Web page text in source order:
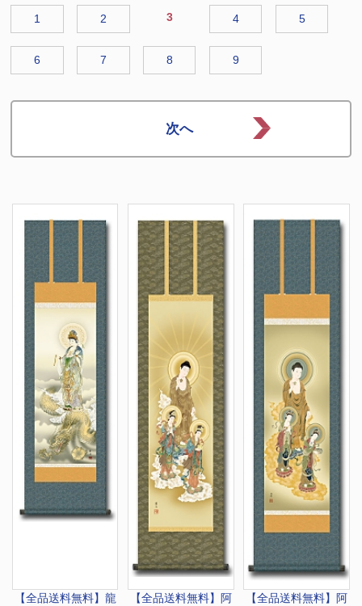
1 2 3 4 5
6 7 8 9
【全品送料無料】 龍
【全品送料無料】
阿
【全品送料無料】
阿